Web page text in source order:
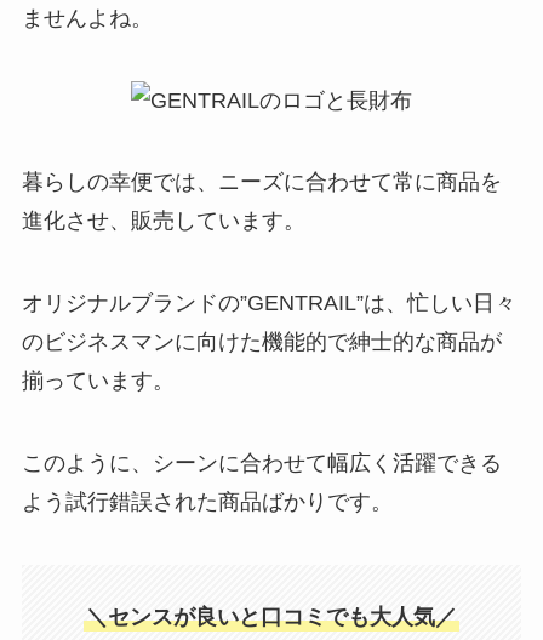
ませんよね。
暮らしの幸便では、ニーズに合わせて常に商品を
進化させ、販売しています。
オリジナルブランドの”GENTRAIL”は、忙しい日々
のビジネスマンに向けた機能的で紳士的な商品が
揃っています。
このように、シーンに合わせて幅広く活躍できる
よう試行錯誤された商品ばかりです。
＼センスが良いと口コミでも大人気／